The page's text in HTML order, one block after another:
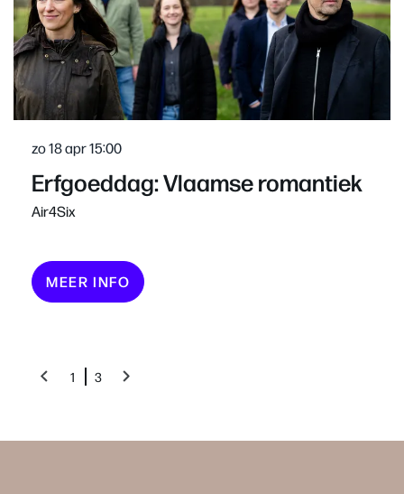
Erfgoeddag: Vlaamse romantiek
Air4Six
zo 18 apr15:00
MEER INFO
1 3